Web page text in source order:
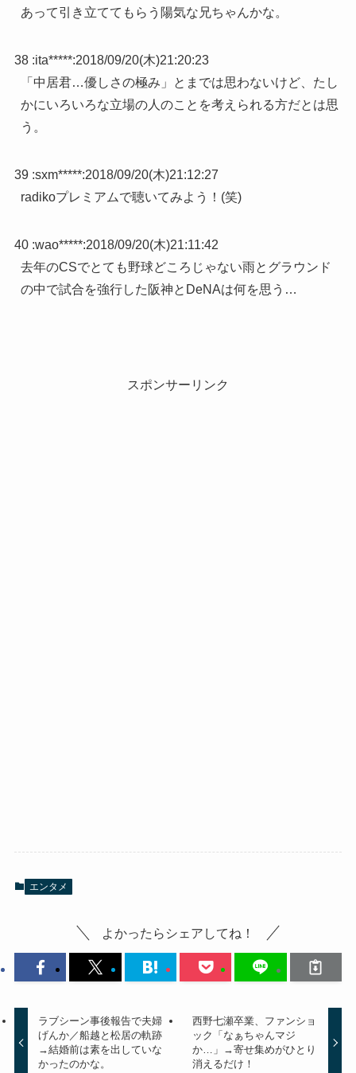
あって引き立ててもらう陽気な兄ちゃんかな。
38 :ita*****:2018/09/20(木)21:20:23
「中居君…優しさの極み」とまでは思わないけど、たし
かにいろいろな立場の人のことを考えられる方だとは思
う。
39 :sxm*****:2018/09/20(木)21:12:27
radikoプレミアムで聴いてみよう！(笑)
40 :wao*****:2018/09/20(木)21:11:42
去年のCSでとても野球どころじゃない雨とグラウンド
の中で試合を強行した阪神とDeNAは何を思う…
スポンサーリンク
エンタメ
よかったらシェアしてね！
ラブシーン事後報告で夫婦
げんか／船越と松居の軌跡
→結婚前は素を出していな
かったのかな。
西野七瀬卒業、ファンショ
ック「なぁちゃんマジ
か…」→寄せ集めがひとり
消えるだけ！